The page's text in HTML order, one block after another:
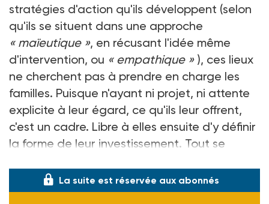
stratégies d'action qu'ils développent (selon
qu'ils se situent dans une approche
« maïeutique », en récusant l'idée même
d'intervention, ou « empathique » ), ces lieux
ne cherchent pas à prendre en charge les
familles. Puisque n'ayant ni projet, ni attente
explicite à leur égard, ce qu'ils leur offrent,
c'est un cadre. Libre à elles ensuite d'y définir
la forme de leur investissement. Tout se
La suite est réservée aux abonnés